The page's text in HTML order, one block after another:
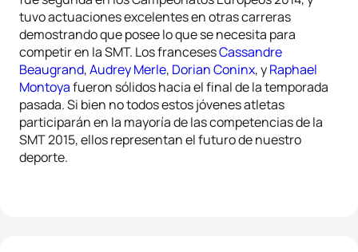
tuvo actuaciones excelentes en otras carreras
demostrando que posee lo que se necesita para
competir en la SMT. Los francesesCassandre
Beaugrand,Audrey Merle, Dorian Coninx, yRaphael
Montoyafueron sólidos hacia el final de la temporada
pasada. Si bien no todos estos jóvenes atletas
participarán en la mayoría de las competencias de la
SMT 2015, ellos representan el futuro de nuestro
deporte.